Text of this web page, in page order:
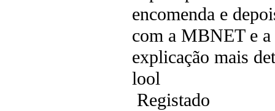
encomenda e
com a MBNET e
explicação mais
lool
Registado